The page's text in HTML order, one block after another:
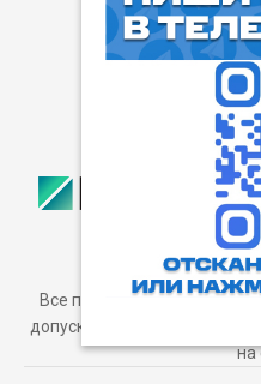
Все права защищены.
допускается только с
на